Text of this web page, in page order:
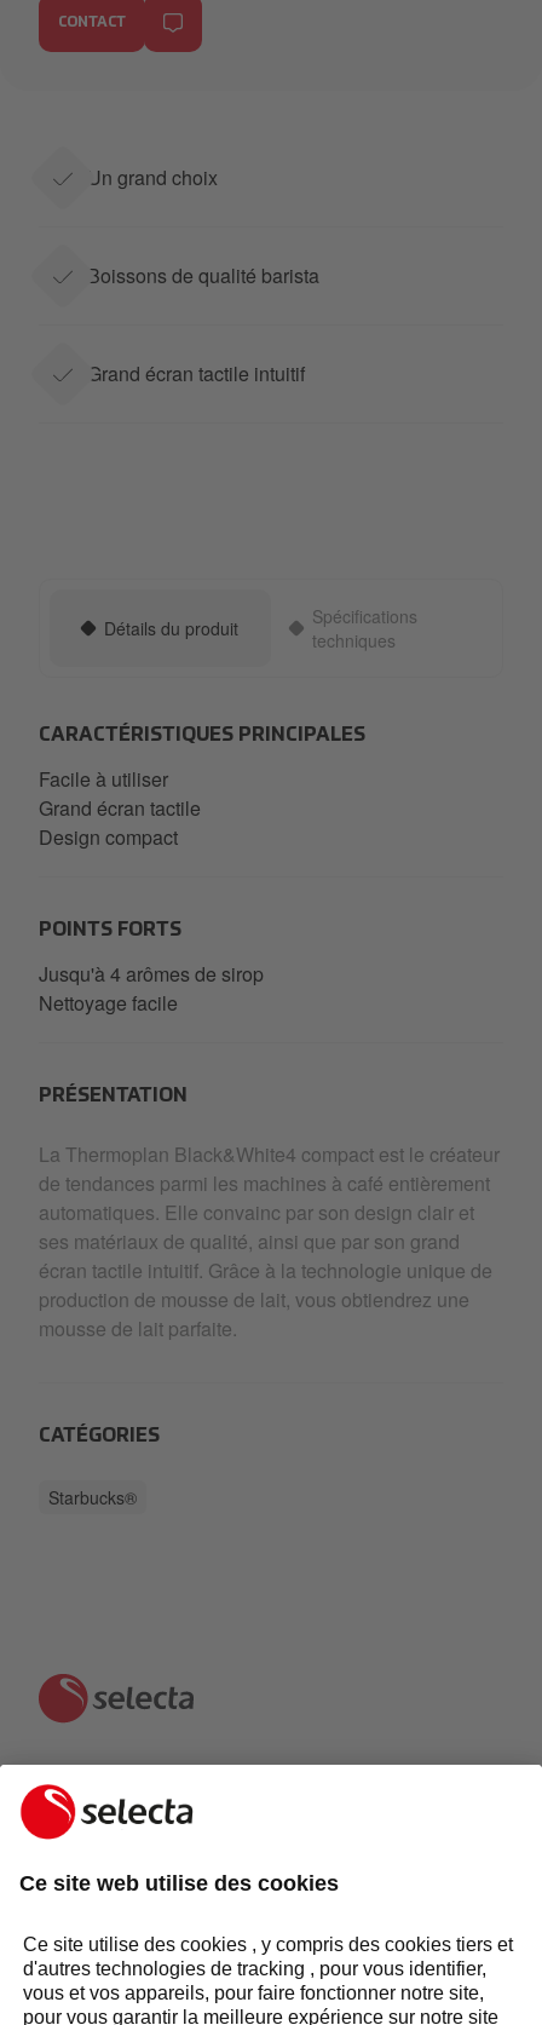
CONTACT
Un grand choix
Boissons de qualité barista
Grand écran tactile intuitif
Détails du produit
Spécifications
techniques
CARACTÉRISTIQUES PRINCIPALES
Facile à utiliser
Grand écran tactile
Design compact
POINTS FORTS
Jusqu'à 4 arômes de sirop
Nettoyage facile
PRÉSENTATION
La Thermoplan Black&White4 compact est le créateur
de tendances parmi les machines à café entièrement
automatiques. Elle convainc par son design clair et
ses matériaux de qualité, ainsi que par son grand
écran tactile intuitif. Grâce à la technologie unique de
production de mousse de lait, vous obtiendrez une
mousse de lait parfaite.
CATÉGORIES
Starbucks®
CONTACTEZ-NOUS ET RECEVEZ UNE OFFRE
GRATUITE:
CONTACTEZ-NOUS
Groupe Selecta